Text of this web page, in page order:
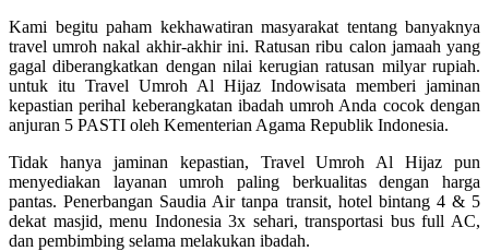
Kami begitu paham kekhawatiran masyarakat tentang banyaknya
travel umroh nakal akhir-akhir ini. Ratusan ribu calon jamaah yang
gagal diberangkatkan dengan nilai kerugian ratusan milyar rupiah.
untuk itu Travel Umroh Al Hijaz Indowisata memberi jaminan
kepastian perihal keberangkatan ibadah umroh Anda cocok dengan
anjuran 5 PASTI oleh Kementerian Agama Republik Indonesia.
Tidak hanya jaminan kepastian, Travel Umroh Al Hijaz pun
menyediakan layanan umroh paling berkualitas dengan harga
pantas. Penerbangan Saudia Air tanpa transit, hotel bintang 4 & 5
dekat masjid, menu Indonesia 3x sehari, transportasi bus full AC,
dan pembimbing selama melakukan ibadah.